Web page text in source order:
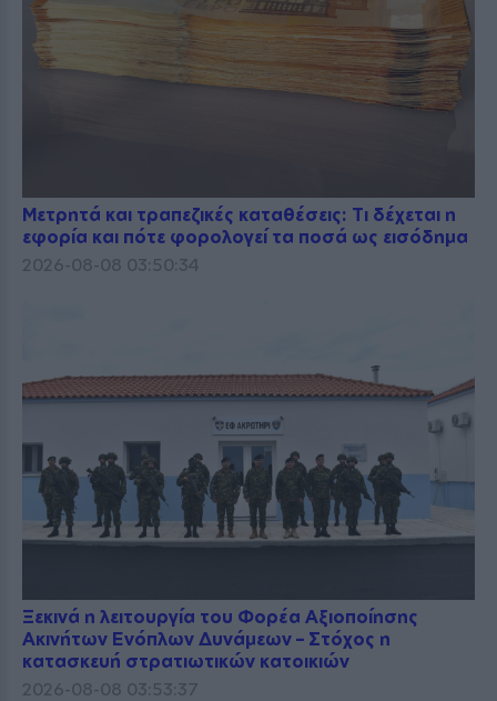
Μετρητά και τραπεζικές καταθέσεις: Τι δέχεται η
εφορία και πότε φορολογεί τα ποσά ως εισόδημα
2026-08-08 03:50:34
Ξεκινά η λειτουργία του Φορέα Αξιοποίησης
Ακινήτων Ενόπλων Δυνάμεων – Στόχος η
κατασκευή στρατιωτικών κατοικιών
2026-08-08 03:53:37